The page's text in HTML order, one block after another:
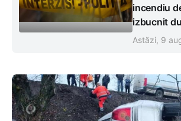
incendiu
izbucnit
Astăzi, 9